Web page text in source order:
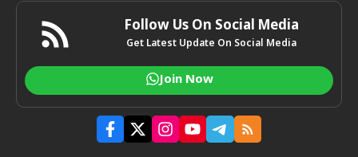
Follow Us On Social Media
Get Latest Update On Social Media
Join Now